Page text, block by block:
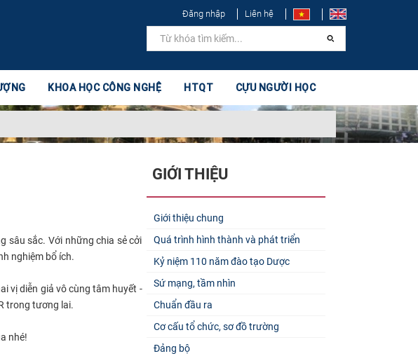
Đăng nhập Liên hệ
KHOA HỌC CÔNG NGHỆ HTQT CỰU NGƯỜI HỌC
sâu sắc. Với những chia sẻ cởi
nghiệm bổ ích.
vị diễn giả vô cùng tâm huyết -
trong tương lai.
nhé!
GIỚI THIỆU
Giới thiệu chung
Quá trình hình thành và phát triển
Kỷ niệm 110 năm đào tạo Dược
Sứ mạng, tầm nhìn
Chuẩn đầu ra
Cơ cấu tổ chức, sơ đồ trường
Đảng bộ